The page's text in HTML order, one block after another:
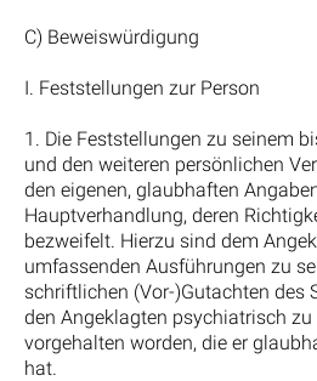
C) Beweiswürdigung
I. Feststellungen zur Person
1. Die Feststellungen zu seinem
und den weiteren persönlichen
den eigenen, glaubhaften
Hauptverhandlung, deren
bezweifelt. Hierzu sind dem
umfassenden Ausführungen zu
schriftlichen (Vor-)Gutachten des
den Angeklagten psychiatrisch
vorgehalten worden, die er
hat.